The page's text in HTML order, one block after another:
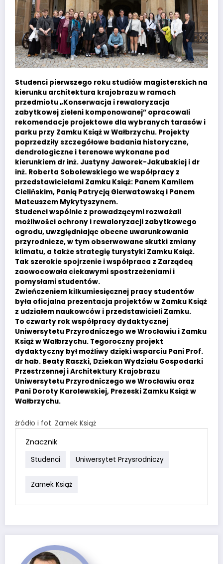
Studenci pierwszego roku studiów magisterskich na
kierunku architektura krajobrazu w ramach
przedmiotu „Konserwacja i rewaloryzacja
zabytkowej zieleni komponowanej” opracowali
rekomendacje projektowe dla wybranych tarasów i
parku przy Zamku Książ w Wałbrzychu. Projekty
poprzedziły szczegółowe badania historyczne,
dendrologiczne i terenowe wykonane pod
kierunkiem dr inż. Justyny Jaworek-Jakubskiej i dr
inż. Roberta Sobolewskiego we współpracy z
przedstawicielami Zamku Książ: Panem Kamilem
Cielińskim, Panią Patrycją Gierwatowską i Panem
Mateuszem Mykytyszynem.
Studenci wspólnie z prowadzącymi rozważali
możliwości ochrony i rewaloryzacji zabytkowego
ogrodu, uwzględniając obecne uwarunkowania
przyrodnicze, w tym obserwowane skutki zmiany
klimatu, a także strategię turystyki Zamku Książ.
Tak szerokie spojrzenie i współpraca z Zarządcą
zaowocowała ciekawymi spostrzeżeniami i
pomysłami studentów.
Zwieńczeniem kilkumiesięcznej pracy studentów
była oficjalna prezentacja projektów w Zamku Książ
z udziałem naukowców i przedstawicieli Zamku.
To czwarty rok współpracy dydaktycznej
Uniwersytetu Przyrodniczego we Wrocławiu i Zamku
Książ w Wałbrzychu. Tegoroczny projekt
dydaktyczny był możliwy dzięki wsparciu Pani Prof.
dr hab. Beaty Raszki, Dziekan Wydziału Gospodarki
Przestrzennej i Architektury Krajobrazu
Uniwersytetu Przyrodniczego we Wrocławiu oraz
Pani Doroty Karolewskiej, Prezeski Zamku Książ w
Wałbrzychu.
źródło i fot. Zamek Książ
Znacznik
Studenci Uniwersytet Przysrodniczy
Zamek Książ